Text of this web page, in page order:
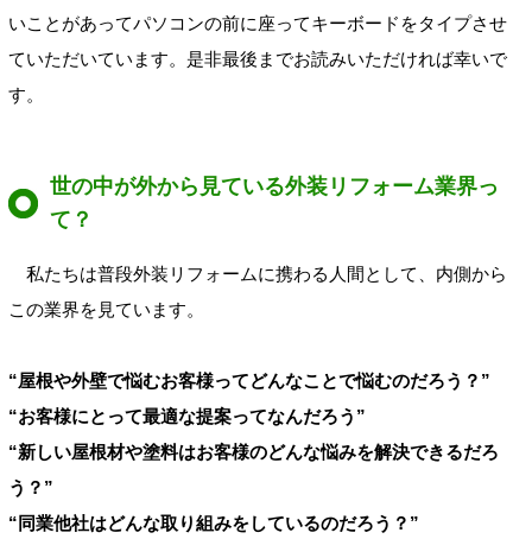
いことがあってパソコンの前に座ってキーボードをタイプさせ
ていただいています。是非最後までお読みいただければ幸いで
す。
世の中が外から見ている外装リフォーム業界っ
て？
私たちは普段外装リフォームに携わる人間として、内側から
この業界を見ています。
“屋根や外壁で悩むお客様ってどんなことで悩むのだろう？”
“お客様にとって最適な提案ってなんだろう”
“新しい屋根材や塗料はお客様のどんな悩みを解決できるだろ
う？”
“同業他社はどんな取り組みをしているのだろう？”